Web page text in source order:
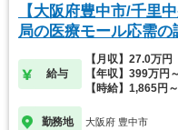
【大阪府豊中市/千里
局の医療モール応需の
給与
【月収】27.0万円
【年収】399万円
【時給】1,865円
勤務地 大阪府 豊中市